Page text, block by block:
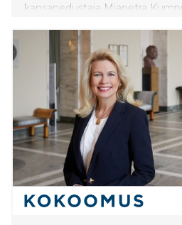
kansanedustaja Miapetra
300 € suojaosan, jolla työtön
tulolla helpottamaan
nimenomaan leikkaa
kyselytunnilla nostimme asian